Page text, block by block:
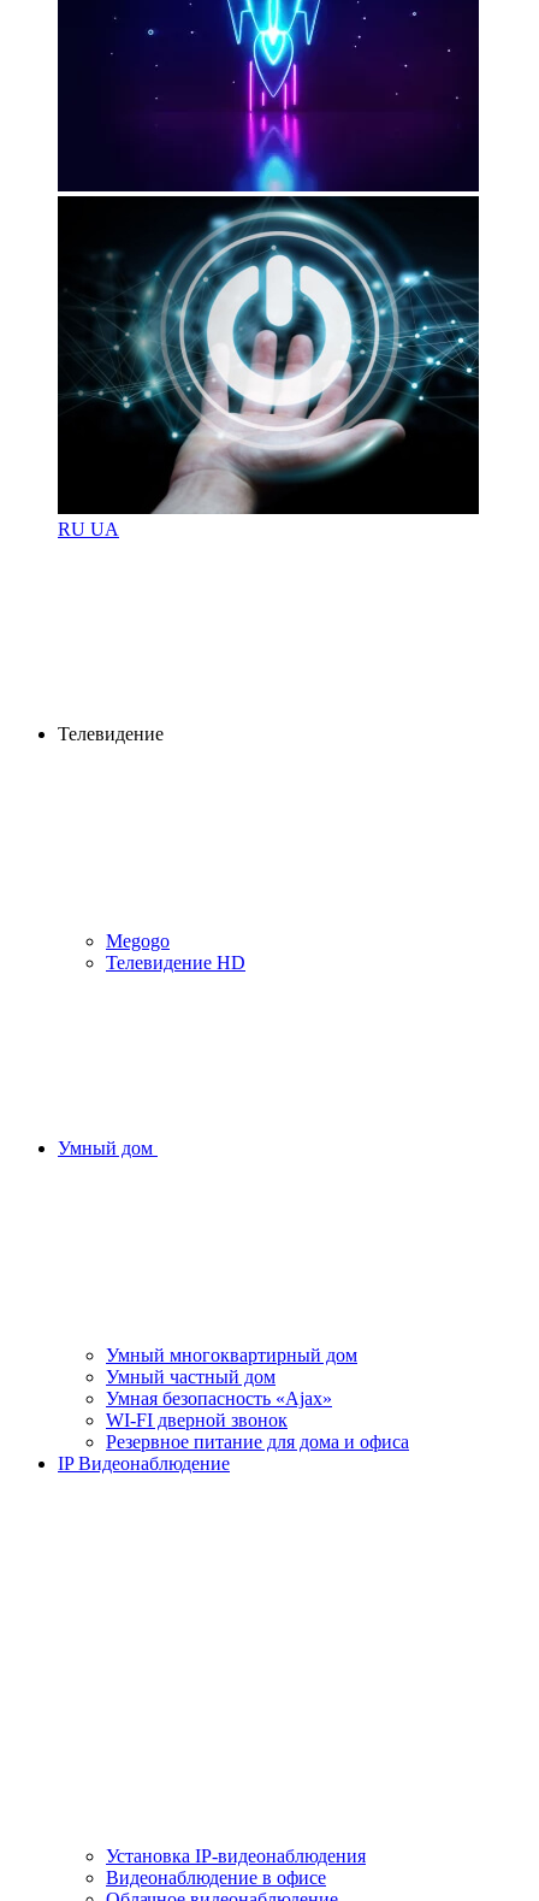
RU UA
Телевидение
Megogo
Телевидение HD
Умный дом
Умный многоквартирный дом
Умный частный дом
Умная безопасность «Ajax»
WI-FI дверной звонок
Резервное питание для дома и офиса
IP Видеонаблюдение
Установка IP-видеонаблюдения
Видеонаблюдение в офисе